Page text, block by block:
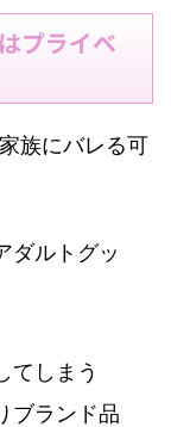
プライベ
族にバレる可
ダルトグッ
てしまう
ブランド品